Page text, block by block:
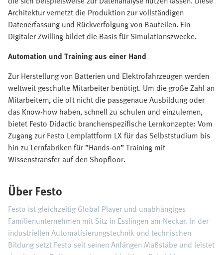
Architektur vernetzt die Produktion zur vollständigen
Datenerfassung und Rückverfolgung von Bauteilen. Ein
Digitaler Zwilling bildet die Basis für Simulationszwecke.
Automation und Training aus einer Hand
Zur Herstellung von Batterien und Elektrofahrzeugen werden
weltweit geschulte Mitarbeiter benötigt. Um die große Zahl an
Mitarbeitern, die oft nicht die passgenaue Ausbildung oder
das Know-how haben, schnell zu schulen und einzulernen,
bietet Festo Didactic branchenspezifische Lernkonzepte: Vom
Zugang zur Festo Lernplattform LX für das Selbststudium bis
hin zu Lernfabriken für ”Hands-on” Training mit
Wissenstransfer auf den Shopfloor.
Über Festo
Festo ist gleichzeitig Global Player und unabhängiges
Familienunternehmen mit Sitz in Esslingen am Neckar. In der
industriellen Automatisierungstechnik und technischen
Bildung setzt Festo seit seinen Anfängen Maßstäbe und leistet